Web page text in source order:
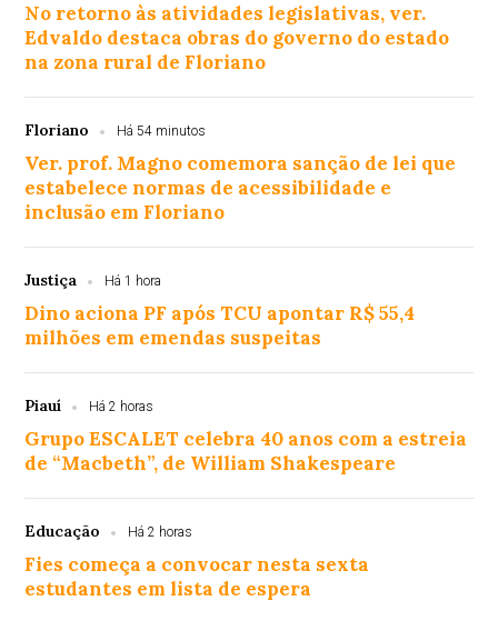
No retorno às atividades legislativas, ver.
Edvaldo destaca obras do governo do estado
na zona rural de Floriano
Floriano Há 54 minutos
Ver. prof. Magno comemora sanção de lei que
estabelece normas de acessibilidade e
inclusão em Floriano
Justiça Há 1 hora
Dino aciona PF após TCU apontar R$ 55,4
milhões em emendas suspeitas
Piauí Há 2 horas
Grupo ESCALET celebra 40 anos com a estreia
de “Macbeth”, de William Shakespeare
Educação Há 2 horas
Fies começa a convocar nesta sexta
estudantes em lista de espera